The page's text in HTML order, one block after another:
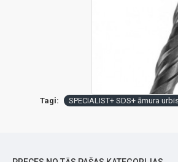
Tagi: SPECIALIST+ SDS+ āmura